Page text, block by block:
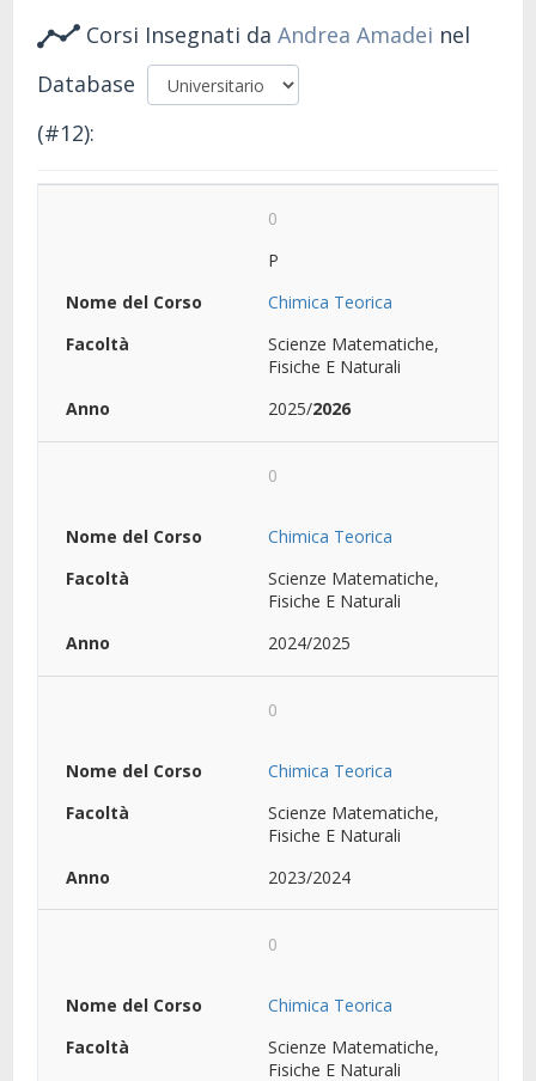
Corsi Insegnati da Andrea Amadei
Database
(#12):
0
P
Chimica Teorica
Scienze Matematiche,
Fisiche E Naturali
2025/2026
0
Chimica Teorica
Scienze Matematiche,
Fisiche E Naturali
2024/2025
0
Chimica Teorica
Scienze Matematiche,
Fisiche E Naturali
2023/2024
0
Chimica Teorica
Scienze Matematiche,
Fisiche E Naturali